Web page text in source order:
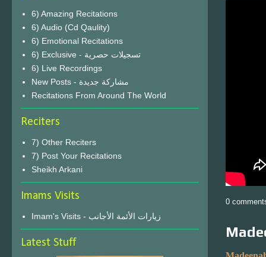
0
6) Amazing Recitations
6) Audio (Cd Qaulity)
6) Emotional Recitations
6) Exclusive - تسجيلات حصرية
6) Live Recordings
New Posts - مشاركة جديدة
Recitations From Around The World
Reciters
7) Other Reciters
7) Post Your Recitations
Sheikh Arkani
Imams Visits
Imam's Visits - زيارات الأئمة الأجانب
Latest Stuff